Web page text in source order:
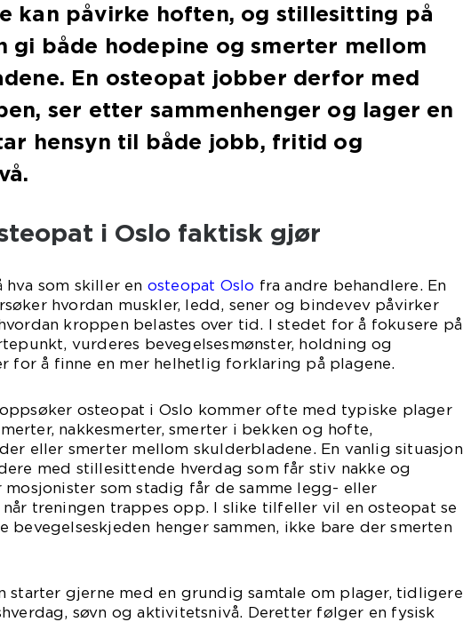
kan påvirke hoften, og stillesitting på
gi både hodepine og smerter mellom
En osteopat jobber derfor med
ser etter sammenhenger og lager en
hensyn til både jobb, fritid og
i Oslo faktisk gjør
hva som skiller en osteopat Oslo fra andre behandlere. En
hvordan muskler, ledd, sener og bindevev påvirker
kroppen belastes over tid. I stedet for å fokusere på
vurderes bevegelsesmønster, holdning og
for å finne en mer helhetlig forklaring på plagene.
osteopat i Oslo kommer ofte med typiske plager
nakkesmerter, smerter i bekken og hofte,
eller smerter mellom skulderbladene. En vanlig situasjon
med stillesittende hverdag som får stiv nakke og
mosjonister som stadig får de samme legg- eller
treningen trappes opp. I slike tilfeller vil en osteopat se
bevegelseskjeden henger sammen, ikke bare der smerten
starter gjerne med en grundig samtale om plager, tidligere
søvn og aktivitetsnivå. Deretter følger en fysisk